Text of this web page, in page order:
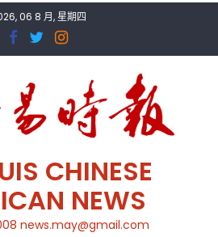
06 8 月, 星期四
CHINESE
NEWS
news.may@gmail.com